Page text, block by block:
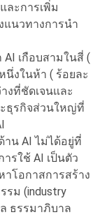
ละการเพิ่ม
แนวทางการนำ
เกือบสามในสี่ (
นึ่งในห้า ( ร้อยละ
งที่ชัดเจนและ
ธุรกิจส่วนใหญ่ที่
น AI ไม่ได้อยู่ที่
รใช้ AI เป็นตัว
าโอกาสการสร้าง
รม (industry
ธรรมาภิบาล